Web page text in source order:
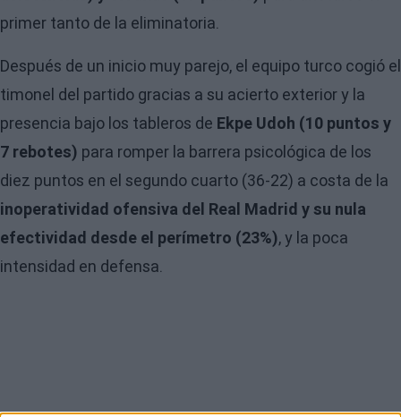
primer tanto de la eliminatoria.
Después de un inicio muy parejo, el equipo turco cogió el
timonel del partido gracias a su acierto exterior y la
presencia bajo los tableros de Ekpe Udoh (10 puntos y
7 rebotes) para romper la barrera psicológica de los
diez puntos en el segundo cuarto (36-22) a costa de la
inoperatividad ofensiva del Real Madrid y su nula
efectividad desde el perímetro (23%), y la poca
intensidad en defensa.